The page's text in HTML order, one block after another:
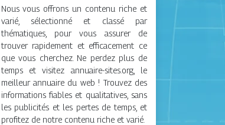
Nous vous offrons un contenu riche et
varié, sélectionné et classé par
thématiques, pour vous assurer de
trouver rapidement et efficacement ce
que vous cherchez. Ne perdez plus de
temps et visitez annuaire-sites.org, le
meilleur annuaire du web ! Trouvez des
informations fiables et qualitatives, sans
les publicités et les pertes de temps, et
profitez de notre contenu riche et varié.